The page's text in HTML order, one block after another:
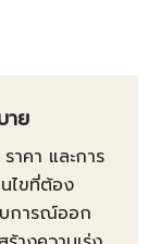
าย
าคา และการ
ไขที่ต้อง
การณ์ออก